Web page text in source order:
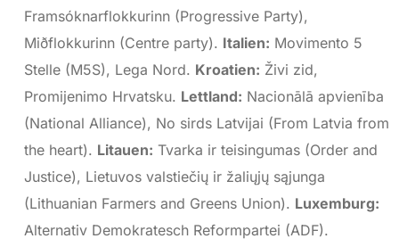
Framsóknarflokkurinn (Progressive Party),
Miðflokkurinn (Centre party). Italien: Movimento 5
Stelle (M5S), Lega Nord. Kroatien: Živi zid,
Promijenimo Hrvatsku. Lettland: Nacionālā apvienība
(National Alliance), No sirds Latvijai (From Latvia from
the heart). Litauen: Tvarka ir teisingumas (Order and
Justice), Lietuvos valstiečių ir žaliųjų sąjunga
(Lithuanian Farmers and Greens Union). Luxemburg:
Alternativ Demokratesch Reformpartei (ADF).